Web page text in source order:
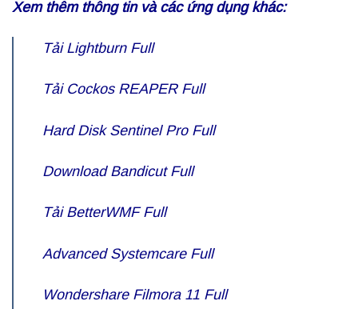
Xem thêm thông tin và các ứng dụng khác:
Tải Lightburn Full
Tải Cockos REAPER Full
Hard Disk Sentinel Pro Full
Download Bandicut Full
Tải BetterWMF Full
Advanced Systemcare Full
Wondershare Filmora 11 Full